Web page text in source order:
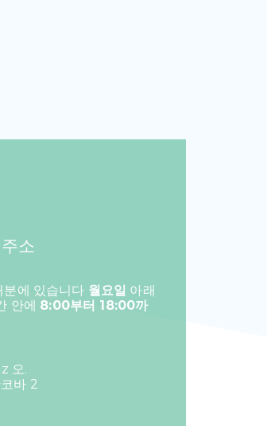
소
분에 있습니다 월요일 아래
안에 8:00부터 18:00까
오.
바 2